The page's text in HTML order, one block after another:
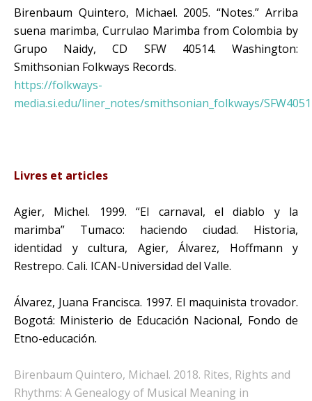
Birenbaum Quintero, Michael. 2005. “Notes.” Arriba
suena marimba, Currulao Marimba from Colombia by
Grupo Naidy, CD SFW 40514. Washington:
Smithsonian Folkways Records.
https://folkways-
media.si.edu/liner_notes/smithsonian_folkways/
Livres et articles
Agier, Michel. 1999. “El carnaval, el diablo y la
marimba” Tumaco: haciendo ciudad. Historia,
identidad y cultura, Agier, Álvarez, Hoffmann y
Restrepo. Cali. ICAN-Universidad del Valle.
Álvarez, Juana Francisca. 1997. El maquinista trovador.
Bogotá: Ministerio de Educación Nacional, Fondo de
Etno-educación.
Birenbaum Quintero, Michael. 2018. Rites, Rights and
Rhythms: A Genealogy of Musical Meaning in